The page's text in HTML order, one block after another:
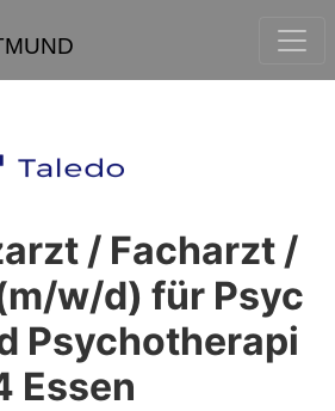
/ Facharzt /
w/d) für Psyc
Psychotherapi
Essen